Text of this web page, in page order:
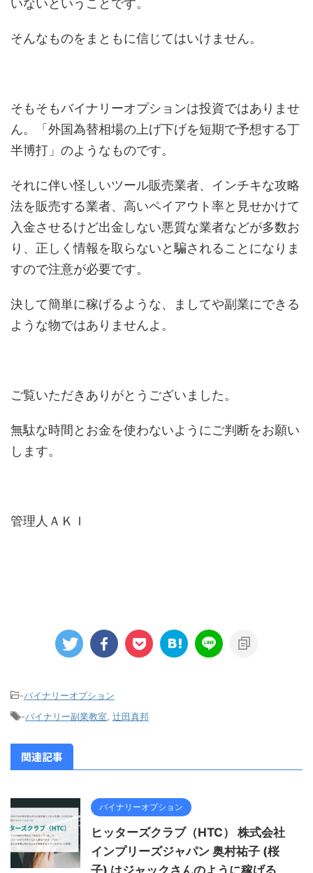
いないということです。
そんなものをまともに信じてはいけません。
そもそもバイナリーオプションは投資ではありませ
ん。「外国為替相場の上げ下げを短期で予想する丁
半博打」のようなものです。
それに伴い怪しいツール販売業者、インチキな攻略
法を販売する業者、高いペイアウト率と見せかけて
入金させるけど出金しない悪質な業者などが多数お
り、正しく情報を取らないと騙されることになりま
すので注意が必要です。
決して簡単に稼げるような、ましてや副業にできる
ような物ではありませんよ。
ご覧いただきありがとうございました。
無駄な時間とお金を使わないようにご判断をお願い
します。
管理人ＡＫＩ
-バイナリーオプション
-バイナリー副業教室, 辻田真邦
関連記事
バイナリーオプション
ヒッターズクラブ（HTC） 株式会社
インプリーズジャパン 奥村祐子 (桜